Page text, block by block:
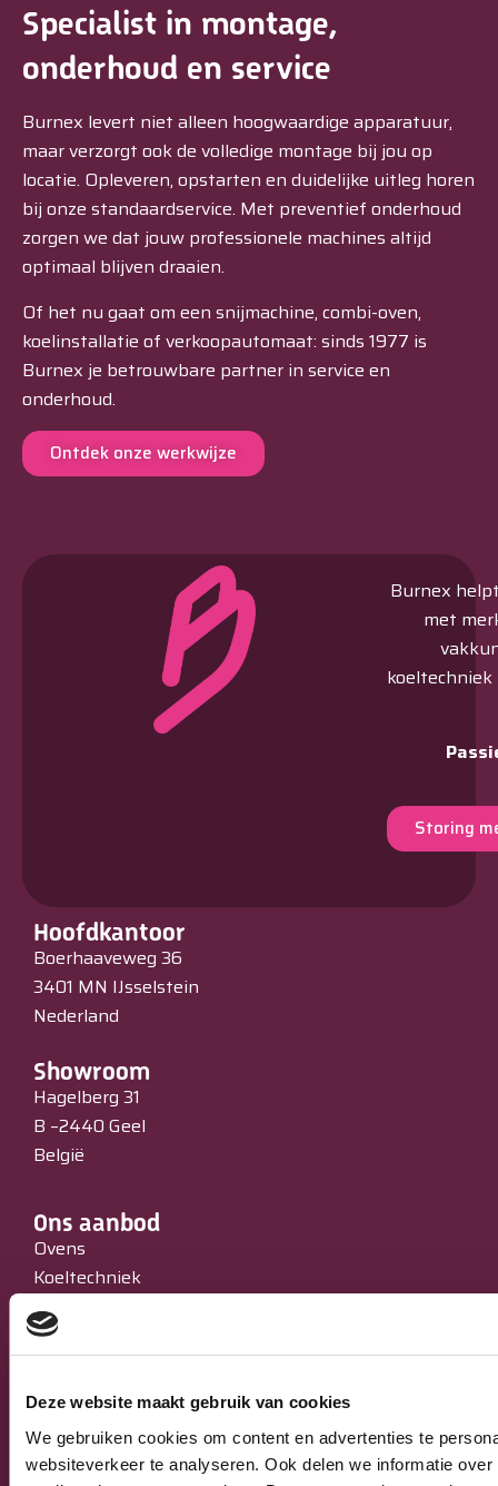
Deze website maakt gebruik van cookies
We gebruiken cookies om content en advertenties te
websiteverkeer te analyseren. Ook delen we informatie
Specialist in montage,
onderhoud en service
Burnex levert niet alleen hoogwaardige apparatuur,
maar verzorgt ook de volledige montage bij jou op
locatie. Opleveren, opstarten en duidelijke uitleg horen
bij onze standaardservice. Met preventief onderhoud
zorgen we dat jouw professionele machines altijd
optimaal blijven draaien.
Of het nu gaat om een snijmachine, combi-oven,
koelinstallatie of verkoopautomaat: sinds 1977 is
Burnex je betrouwbare partner in service en
onderhoud.
Ontdek onze werkwijze
Burnex
met
Storing
Hoofdkantoor
Boerhaaveweg 36
3401 MN IJsselstein
Nederland
Showroom
Hagelberg 31
B –2440 Geel
België
Ons aanbod
Ovens
Koeltechniek
Bakkerijmachines
IJssalons
Verkoopautomaten
Occasions